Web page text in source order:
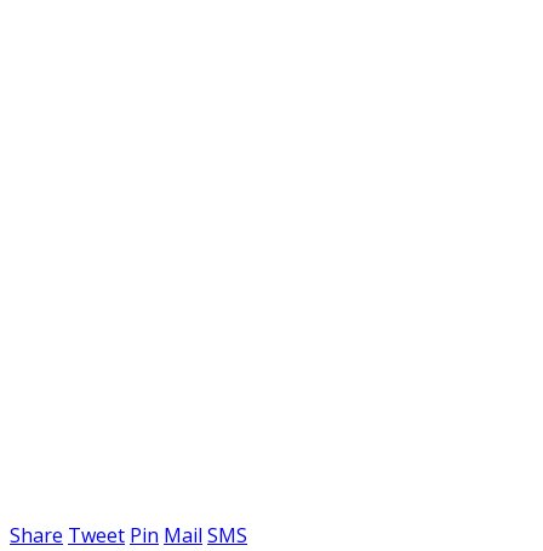
Share Tweet Pin Mail SMS